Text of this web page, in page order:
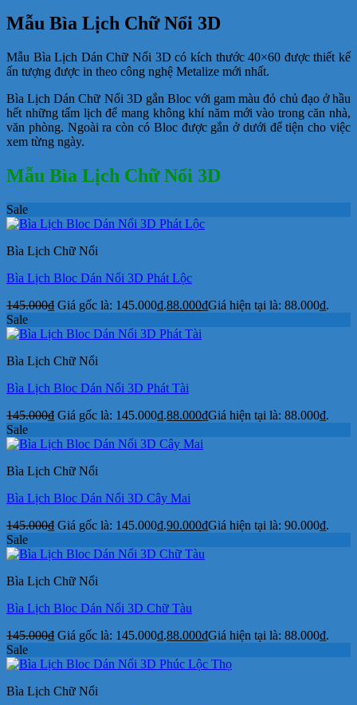
Mẫu Bìa Lịch Chữ Nổi 3D
Mẫu Bìa Lịch Dán Chữ Nổi 3D có kích thước 40×60 được thiết kế
ấn tượng được in theo công nghệ Metalize mới nhất.
Bìa Lịch Dán Chữ Nổi 3D gắn Bloc với gam màu đỏ chủ đạo ở hầu
hết những tấm lịch để mang không khí năm mới vào trong căn nhà,
văn phòng. Ngoài ra còn có Bloc được gắn ở dưới để tiện cho việc
xem từng ngày.
Mẫu Bìa Lịch Chữ Nổi 3D
Sale
Bìa Lịch Chữ Nổi
Bìa Lịch Bloc Dán Nổi 3D Phát Lộc
145.000₫ Giá gốc là: 145.000₫.88.000₫Giá hiện tại là: 88.000₫.
Sale
Bìa Lịch Chữ Nổi
Bìa Lịch Bloc Dán Nổi 3D Phát Tài
145.000₫ Giá gốc là: 145.000₫.88.000₫Giá hiện tại là: 88.000₫.
Sale
Bìa Lịch Chữ Nổi
Bìa Lịch Bloc Dán Nổi 3D Cây Mai
145.000₫ Giá gốc là: 145.000₫.90.000₫Giá hiện tại là: 90.000₫.
Sale
Bìa Lịch Chữ Nổi
Bìa Lịch Bloc Dán Nổi 3D Chữ Tàu
145.000₫ Giá gốc là: 145.000₫.88.000₫Giá hiện tại là: 88.000₫.
Sale
Bìa Lịch Chữ Nổi